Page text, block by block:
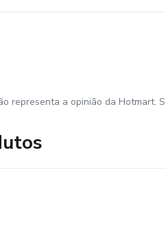
representa a opinião da Hotmart.